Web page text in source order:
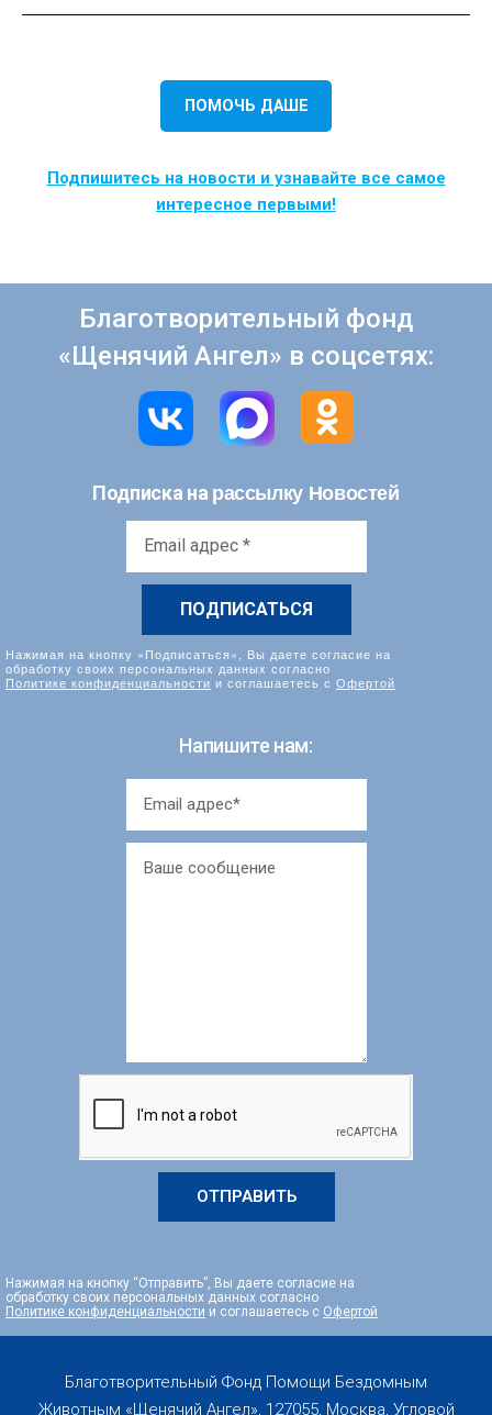
ПОМОЧЬ ДАШЕ
Подпишитесь на новости и узнавайте все самое
интересное первыми!
Благотворительный фонд
«Щенячий Ангел» в соцсетях:
Подписка на рассылку Новостей
Нажимая на кнопку «Подписаться», Вы даете согласие на
обработку своих персональных данных согласно
Политике конфиденциальности и соглашаетесь с Офертой
Напишите нам:
ОТПРАВИТЬ
Нажимая на кнопку “Отправить”, Вы даете согласие на
обработку своих персональных данных согласно
Политике конфиденциальности и соглашаетесь с Офертой
Благотворительный Фонд Помощи Бездомным
Животным «Щенячий Ангел», 127055, Москва, Угловой